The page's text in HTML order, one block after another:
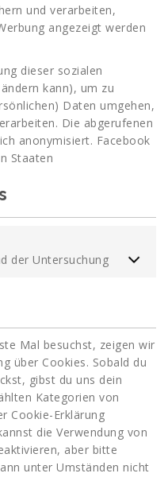
und verarbeiten,
angezeigt werden
dieser sozialen
kann), um zu
Daten umgehen,
Die abgerufenen
anonymisiert. Facebook
Staaten
der Untersuchung
Mal besuchst, zeigen wir
über Cookies. Sobald du
gibst du uns dein
Kategorien von
Cookie-Erklärung
die Verwendung von
aber bitte
unter Umständen nicht